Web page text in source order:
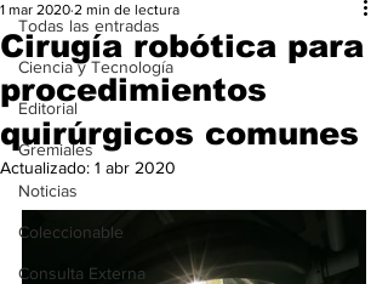
Todas las entradas
Ciencia y Tecnología
Editorial
Gremiales
Noticias
Coleccionable
Consulta Externa
Cirugía robótica para
procedimientos
quirúrgicos comunes
1 mar 2020 2 min de lectura
Actualizado: 1 abr 2020